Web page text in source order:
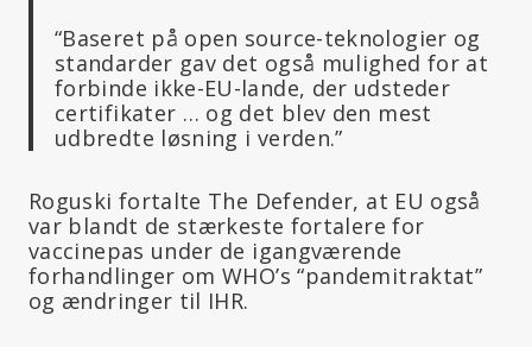
“Baseret på open source-teknologier og
standarder gav det også mulighed for at
forbinde ikke-EU-lande, der udsteder
certifikater … og det blev den mest
udbredte løsning i verden.”
Roguski fortalte The Defender, at EU også
var blandt de stærkeste fortalere for
vaccinepas under de igangværende
forhandlinger om WHO’s “pandemitraktat”
og ændringer til IHR.